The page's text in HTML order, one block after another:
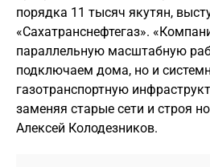
порядка 11 тысяч якутян,
«Сахатранснефтегаз».
параллельную масштабную
подключаем дома, но и
газотранспортную
заменяя старые сети и строя
Алексей Колодезников.